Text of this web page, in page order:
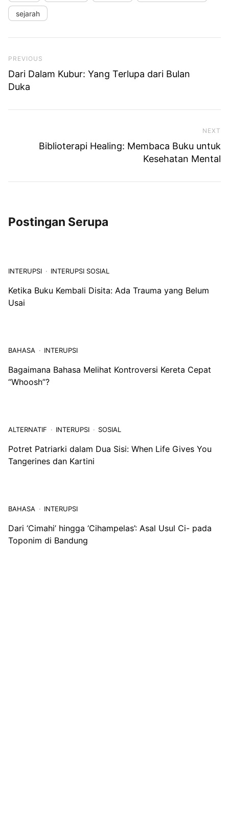
sejarah
Previous Post
PREVIOUS
Dari Dalam Kubur: Yang Terlupa dari Bulan
Duka
NEXT
Biblioterapi Healing: Membaca Buku untuk
Kesehatan Mental
Postingan Serupa
INTERUPSI INTERUPSI SOSIAL
Ketika Buku Kembali Disita: Ada Trauma yang Belum